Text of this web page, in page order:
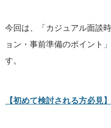
今回は、「カジュアル面談
ョン・事前準備のポイント
す。
【初めて検討される方必見